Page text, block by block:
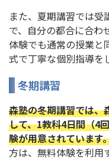
また、夏期講習では
で、自分の都合に合わ
体験でも通常の授業と
式で丁寧な個別指導を
冬期講習
森塾の冬期講習では、
して、1教科4日間（4
験が用意されています
方は、無料体験を利用